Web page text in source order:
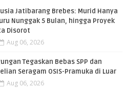
Jatibarang Brebes: Murid Hanya
Nunggak 5 Bulan, hingga Proyek
Disorot
Aug 06, 2026
Tegaskan Bebas SPP dan
Seragam OSIS-Pramuka di Luar
Aug 06, 2026